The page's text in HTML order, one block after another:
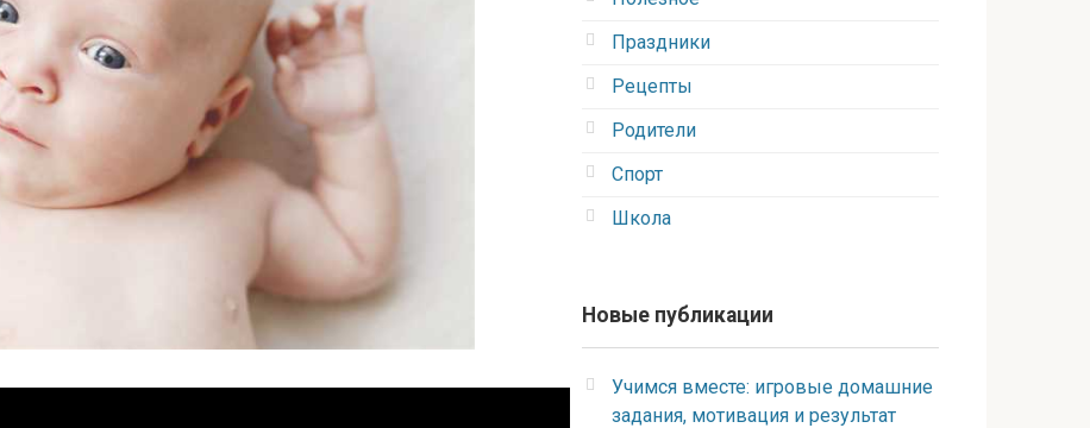
Праздники
Рецепты
Родители
Спорт
Школа
Новые публикации
Учимся вместе: игровые домашние
задания, мотивация и результат